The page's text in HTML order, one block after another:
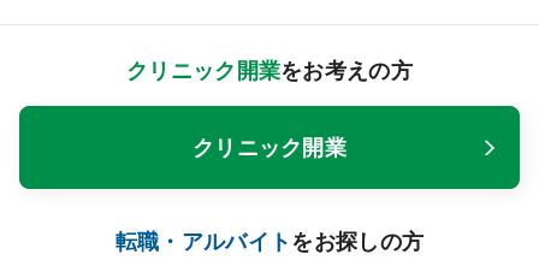
クリニック開業をお考えの方
クリニック開業
転職・アルバイトをお探しの方